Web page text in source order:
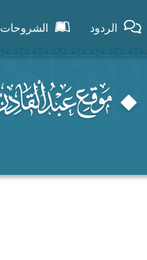
الردود الشروحات